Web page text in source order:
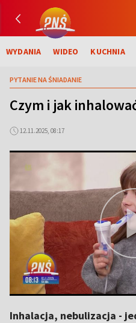
WYDANIA WIDEO KUCHNIA
PYTANIE NA ŚNIADANIE
Czym i jak
12.11.2025, 08:17
Inhalacja, nebulizacja -